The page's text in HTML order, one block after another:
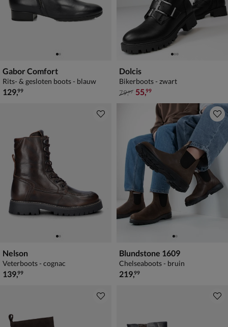
Gabor Comfort
Rits- & gesloten boots - blauw
€ 129,99
129,99
Dolcis
Bikerboots - zwart
van € 79,99 voor € 55,99
79,99 55,99
Nelson
Veterboots - cognac
€ 139,99
139,99
Blundstone 1609
Chelseaboots - bruin
€ 219,99
219,99